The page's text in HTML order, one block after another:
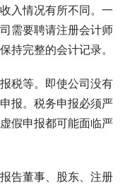
入情况有所不同。一
需要聘请注册会计师
持完整的会计记录。
税等。即使公司没有
报。税务申报必须严
假申报都可能面临严
告董事、股东、注册